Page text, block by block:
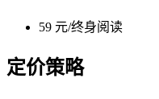
59 元/终身阅读
定价策略